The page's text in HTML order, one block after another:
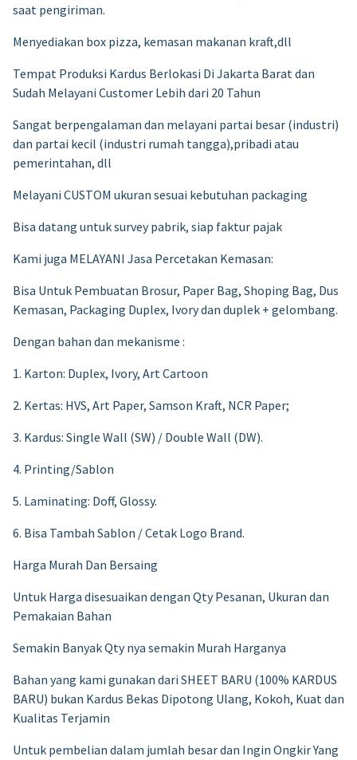
saat pengiriman.
Menyediakan box pizza, kemasan makanan kraft,dll
Tempat Produksi Kardus Berlokasi Di Jakarta Barat dan
Sudah Melayani Customer Lebih dari 20 Tahun
Sangat berpengalaman dan melayani partai besar (industri)
dan partai kecil (industri rumah tangga),pribadi atau
pemerintahan, dll
Melayani CUSTOM ukuran sesuai kebutuhan packaging
Bisa datang untuk survey pabrik, siap faktur pajak
Kami juga MELAYANI Jasa Percetakan Kemasan:
Bisa Untuk Pembuatan Brosur, Paper Bag, Shoping Bag, Dus
Kemasan, Packaging Duplex, Ivory dan duplek + gelombang.
Dengan bahan dan mekanisme :
1. Karton: Duplex, Ivory, Art Cartoon
2. Kertas: HVS, Art Paper, Samson Kraft, NCR Paper;
3. Kardus: Single Wall (SW) / Double Wall (DW).
4. Printing/Sablon
5. Laminating: Doff, Glossy.
6. Bisa Tambah Sablon / Cetak Logo Brand.
Harga Murah Dan Bersaing
Untuk Harga disesuaikan dengan Qty Pesanan, Ukuran dan
Pemakaian Bahan
Semakin Banyak Qty nya semakin Murah Harganya
Bahan yang kami gunakan dari SHEET BARU (100% KARDUS
BARU) bukan Kardus Bekas Dipotong Ulang, Kokoh, Kuat dan
Kualitas Terjamin
Untuk pembelian dalam jumlah besar dan Ingin Ongkir Yang